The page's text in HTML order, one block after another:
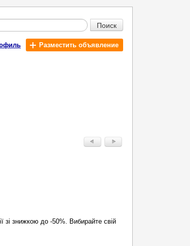
Поиск
Разместить объявление
зі знижкою до -50%. Вибирайте свій